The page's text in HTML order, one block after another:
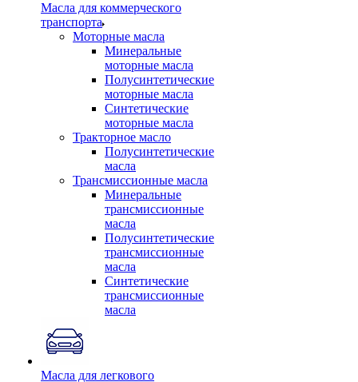
Масла для коммерческого
транспорта
Моторные масла
Минеральные
моторные масла
Полусинтетические
моторные масла
Синтетические
моторные масла
Тракторное масло
Полусинтетические
масла
Трансмиссионные масла
Минеральные
трансмиссионные
масла
Полусинтетические
трансмиссионные
масла
Синтетические
трансмиссионные
масла
Масла для легкового